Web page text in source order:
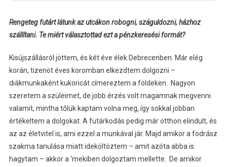
Rengeteg futárt látunk az utcákon robogni, száguldozni, házhoz
szállítani. Te miért választottad ezt a pénzkeresési formát?
Kisújszállásról jöttem, és két éve élek Debrecenben. Már elég
korán, tizenöt éves koromban elkezdtem dolgozni –
diákmunkaként kukoricát címereztem a földeken. Nagyon
szeretem a szüleimet, de jobb érzés volt magamnak megvenni
valamit, mintha tőlük kaptam volna meg, így sokkal jobban
értékeltem a dolgokat. A futárkodás pedig már otthon elindult, és
az az életvitel is, ami ezzel a munkával jár. Majd amikor a fodrász
szakma tanulása miatt ideköltöztem – amit azóta abba is
hagytam – akkor a ‘mekiben dolgoztam mellette. De amikor